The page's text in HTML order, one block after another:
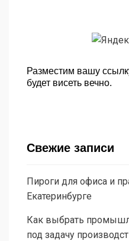
Разместим вашу
будет висеть вечно.
Свежие записи
Пироги для офиса и
Екатеринбурге
Как выбрать
под задачу